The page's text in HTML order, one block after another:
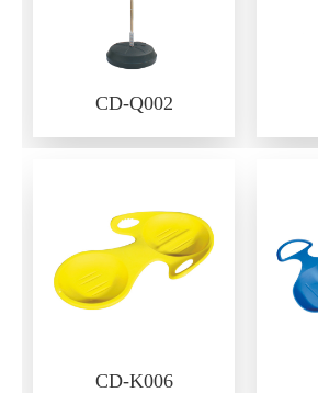
CD-Q002
CD-K006